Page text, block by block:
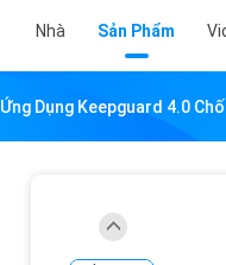
Nhà Sản Phẩm
Ứng Dụng Keepguard 4.0